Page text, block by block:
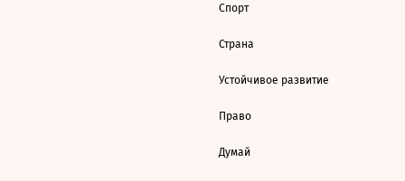
Спорт
Страна
Устойчивое развитие
Право
Думай